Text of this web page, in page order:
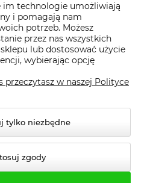
im technologie umożliwiają
i pomagają nam
potrzeb. Możesz
przez nas wszystkich
lub dostosować użycie
wybierając opcję
przeczytasz w naszej Polityce
tylko niezbędne
zgody